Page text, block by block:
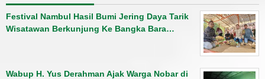
Festival Nambul Hasil Bumi Jering Daya Tarik
Wisatawan Berkunjung Ke Bangka Bara…
Wabup H. Yus Derahman Ajak Warga Nobar di